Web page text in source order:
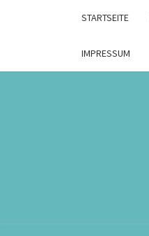
STARTSEITE
IMPRESSUM